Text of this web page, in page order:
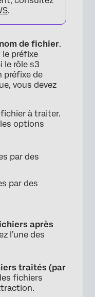
.
de fichier.
préfixe
le rôle s3
préfixe de
vous devez
à traiter.
options
par des
par des
après
l’une des
traités (par
fichiers